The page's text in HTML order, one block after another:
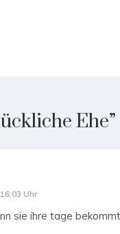
Ehe”
Uhr
sie ihre tage bekommt